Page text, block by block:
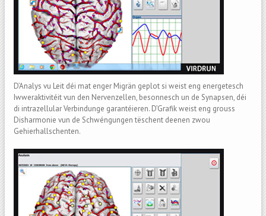
D’Analys vu Leit déi mat enger Migrän geplot si weist eng energetesch
Iwweraktivitéit vun den Nervenzellen, besonnesch un de Synapsen, déi
di intrazellular Verbindunge garantéieren. D’Grafik weist eng grouss
Disharmonie vun de Schwéngungen tëschent deenen zwou
Gehierhallschenten.